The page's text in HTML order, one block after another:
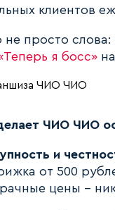
клиентов
не просто
я босс»
ЧИО ЧИО
и
от 500
цены -